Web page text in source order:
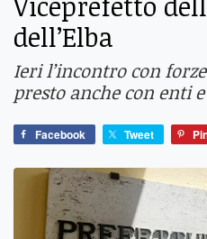
dell’Elba
Ieri l’incontro con
presto anche con enti
Facebook Tweet